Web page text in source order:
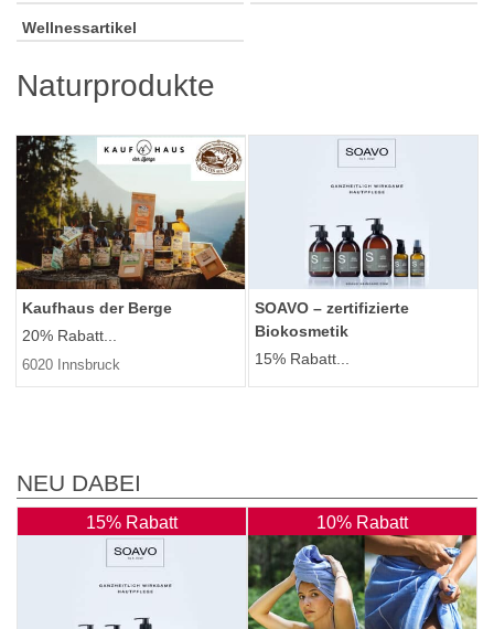
Wellnessartikel
Naturprodukte
Kaufhaus der Berge
20% Rabatt...
6020 Innsbruck
SOAVO – zertifizierte
Biokosmetik
15% Rabatt...
NEU DABEI
15% Rabatt 10% Rabatt